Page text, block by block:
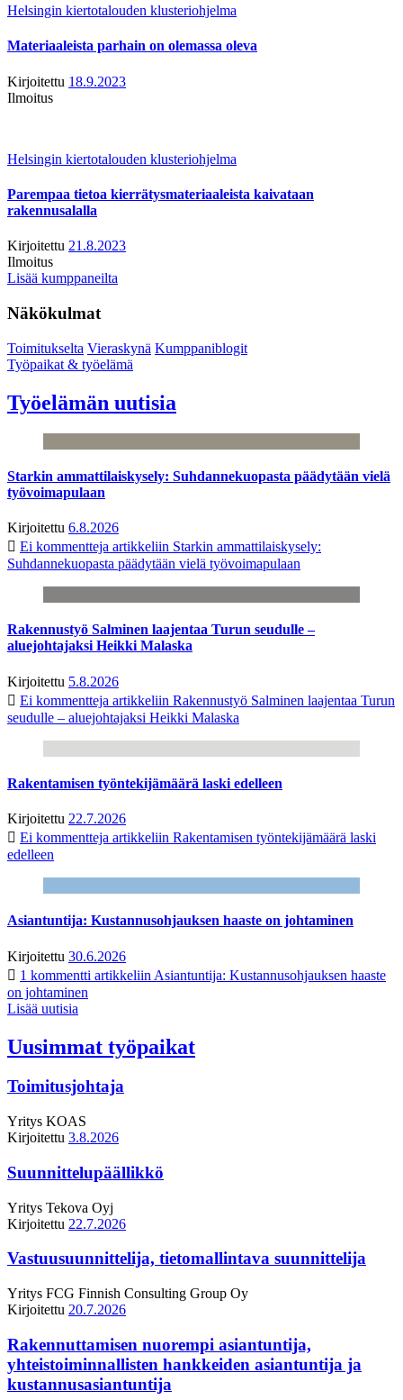
Helsingin kiertotalouden klusteriohjelma
Materiaaleista parhain on olemassa oleva
Kirjoitettu 18.9.2023
Ilmoitus
Helsingin kiertotalouden klusteriohjelma
Parempaa tietoa kierrätysmateriaaleista kaivataan
rakennusalalla
Kirjoitettu 21.8.2023
Ilmoitus
Lisää kumppaneilta
Näkökulmat
Toimitukselta Vieraskynä Kumppaniblogit
Työpaikat & työelämä
Työelämän uutisia
Starkin ammattilaiskysely: Suhdannekuopasta päädytään vielä
työvoimapulaan
Kirjoitettu 6.8.2026
Ei kommentteja artikkeliin Starkin ammattilaiskysely:
Suhdannekuopasta päädytään vielä työvoimapulaan
Rakennustyö Salminen laajentaa Turun seudulle –
aluejohtajaksi Heikki Malaska
Kirjoitettu 5.8.2026
Ei kommentteja artikkeliin Rakennustyö Salminen laajentaa Turun
seudulle – aluejohtajaksi Heikki Malaska
Rakentamisen työntekijämäärä laski edelleen
Kirjoitettu 22.7.2026
Ei kommentteja artikkeliin Rakentamisen työntekijämäärä laski
edelleen
Asiantuntija: Kustannusohjauksen haaste on johtaminen
Kirjoitettu 30.6.2026
1 kommentti artikkeliin Asiantuntija: Kustannusohjauksen haaste
on johtaminen
Lisää uutisia
Uusimmat työpaikat
Toimitusjohtaja
Yritys KOAS
Kirjoitettu 3.8.2026
Suunnittelupäällikkö
Yritys Tekova Oyj
Kirjoitettu 22.7.2026
Vastuusuunnittelija, tietomallintava suunnittelija
Yritys FCG Finnish Consulting Group Oy
Kirjoitettu 20.7.2026
Rakennuttamisen nuorempi asiantuntija,
yhteistoiminnallisten hankkeiden asiantuntija ja
kustannusasiantuntija